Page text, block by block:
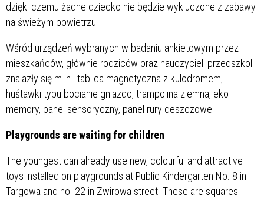
dzięki czemu żadne dziecko nie będzie wykluczone z zabawy
na świeżym powietrzu.
Wśród urządzeń wybranych w badaniu ankietowym przez
mieszkańców, głównie rodziców oraz nauczycieli przedszkoli
znalazły się m.in.: tablica magnetyczna z kulodromem,
huśtawki typu bocianie gniazdo, trampolina ziemna, eko
memory, panel sensoryczny, panel rury deszczowe.
Playgrounds are waiting for children
The youngest can already use new, colourful and attractive
toys installed on playgrounds at Public Kindergarten No. 8 in
Targowa and no. 22 in Zwirowa street. These are squares